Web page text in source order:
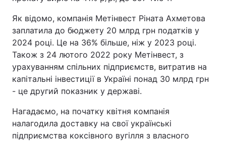
Як відомо, компанія Метінвест Ріната Ахметова
заплатила до бюджету 20 млрд грн податків у
2024 році. Це на 36% більше, ніж у 2023 році.
Також з 24 лютого 2022 року Метінвест, з
урахуванням спільних підприємств, витратив на
капітальні інвестиції в Україні понад 30 млрд грн
- це другий показник у державі.
Нагадаємо, на початку квітня компанія
налагодила доставку на свої українські
підприємства коксівного вугілля з власного